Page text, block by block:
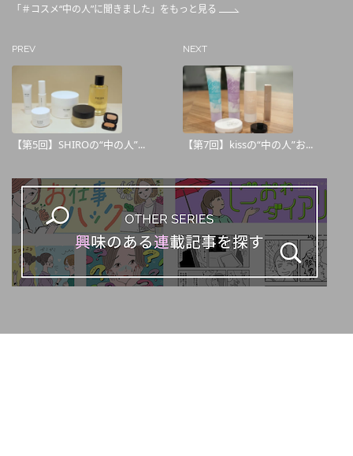
「＃コスメ“中の人”に聞きました」をもっと見る
PREV
【第5回】SHIROの“中の人”...
NEXT
【第7回】kissの“中の人”お...